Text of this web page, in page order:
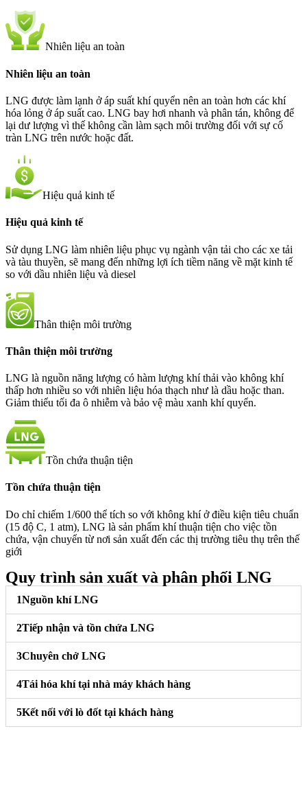
Nhiên liệu an toàn
Nhiên liệu an toàn
LNG được làm lạnh ở áp suất khí quyển nên an toàn hơn các khí
hóa lỏng ở áp suất cao. LNG bay hơi nhanh và phân tán, không để
lại dư lượng vì thế không cần làm sạch môi trường đối với sự cố
tràn LNG trên nước hoặc đất.
Hiệu quả kinh tế
Hiệu quả kinh tế
Sử dụng LNG làm nhiên liệu phục vụ ngành vận tải cho các xe tải
và tàu thuyền, sẽ mang đến những lợi ích tiềm năng về mặt kinh tế
so với dầu nhiên liệu và diesel
Thân thiện môi trường
Thân thiện môi trường
LNG là nguồn năng lượng có hàm lượng khí thải vào không khí
thấp hơn nhiều so với nhiên liệu hóa thạch như là dầu hoặc than.
Giảm thiểu tối đa ô nhiễm và bảo vệ màu xanh khí quyển.
Tồn chứa thuận tiện
Tồn chứa thuận tiện
Do chỉ chiếm 1/600 thể tích so với không khí ở điều kiện tiêu chuẩn
(15 độ C, 1 atm), LNG là sản phẩm khí thuận tiện cho việc tồn
chứa, vận chuyển từ nơi sản xuất đến các thị trường tiêu thụ trên thế
giới
Quy trình sản xuất và phân phối LNG
1Nguồn khí LNG
2Tiếp nhận và tồn chứa LNG
3Chuyên chở LNG
4Tái hóa khí tại nhà máy khách hàng
5Kết nối với lò đốt tại khách hàng